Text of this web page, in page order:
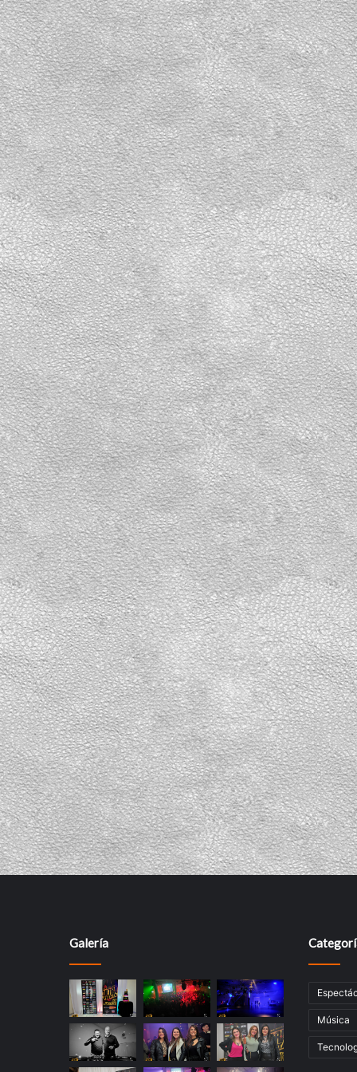
Galería
Música